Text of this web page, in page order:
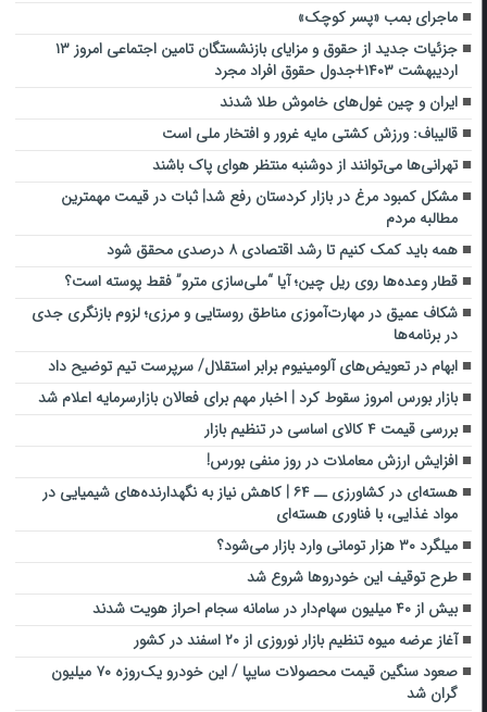
ماجرای بمب «پسر کوچک»
جزئیات جدید از حقوق و مزایای بازنشستگان تامین اجتماعی امروز ۱۳
اردیبهشت ۱۴۰۳+جدول حقوق افراد مجرد
ایران و چین غول‌های خاموش طلا شدند
قالیباف: ورزش کشتی مایه غرور و افتخار ملی است
تهرانی‌ها می‌توانند از دوشنبه منتظر هوای پاک باشند
مشکل کمبود مرغ در بازار کردستان رفع شد| ثبات در قیمت مهمترین
مطالبه مردم
همه باید کمک کنیم تا رشد اقتصادی ۸ درصدی محقق شود
قطار وعده‌ها روی ریل چین؛ آیا “ملی‌سازی مترو” فقط پوسته است؟
شکاف عمیق در مهارت‌آموزی مناطق روستایی و مرزی؛ لزوم بازنگری جدی
در برنامه‌ها
ابهام در تعویض‌های آلومینیوم برابر استقلال/ سرپرست تیم توضیح داد
بازار بورس امروز سقوط کرد | اخبار مهم برای فعالان بازارسرمایه اعلام شد
بررسی قیمت ۴ کالای اساسی در تنظیم بازار
افزایش ارزش معاملات در روز منفی بورس!
هسته‌ای در کشاورزی ــ ۶۴ | کاهش نیاز به نگهدارنده‌های شیمیایی در
مواد غذایی، با فناوری هسته‌ای
میلگرد ۳۰ هزار تومانی وارد بازار می‌شود؟
طرح توقیف این خودروها شروع شد
بیش از ۴۰ میلیون سهام‌دار در سامانه سجام احراز هویت شدند
آغاز عرضه میوه تنظیم بازار نوروزی از ۲۰ اسفند در کشور
صعود سنگین قیمت محصولات سایپا / این خودرو یک‌روزه ۷۰ میلیون
گران شد